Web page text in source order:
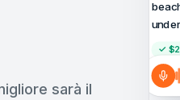
sarà il
✓